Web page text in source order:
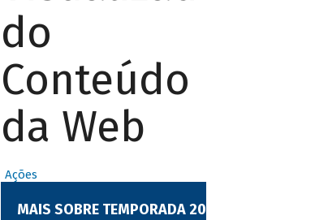
do
Conteúdo
da Web
Ações
MAIS SOBRE TEMPORADA 2017